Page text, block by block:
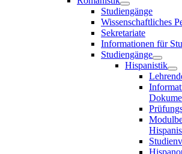
Studiengänge
Wissenschaftliches
Sekretariate
Informationen für
Studiengänge
Hispanistik